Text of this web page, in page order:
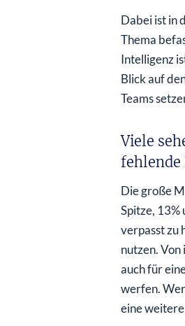
Dabei ist in
Thema
Intelligenz
Blick auf
Teams
Viele
fehlende
Die große
Spitze,
verpasst zu
nutzen.
auch für
werfen.
eine